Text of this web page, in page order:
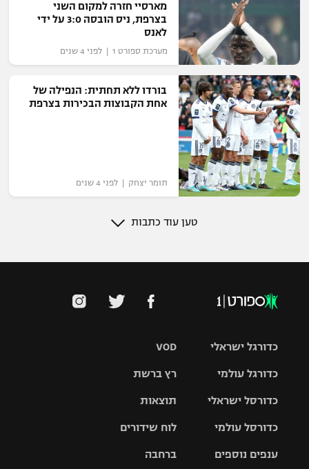
מארסיי חזרה למקום השני
בצרפת, ניס הובסה 3:0 על ידי
לאנס
מערכת ספורט 1 | לפני 4 שנים
בורדו ללא תחתית: הנפילה של
אחת הקבוצות הבכירות בצרפת
תומר יצחק | לפני 4 שנים
טען עוד כתבות
VOD
רץ ברשת
תוצאות
לוח שידורים
ברחבה
כדורגל ישראלי
גביע הטוטו
כדורגל עולמי
האלופות
ליגה
כדורסל ישראלי
סל
כדורסל עולמי
ענפים נוספים